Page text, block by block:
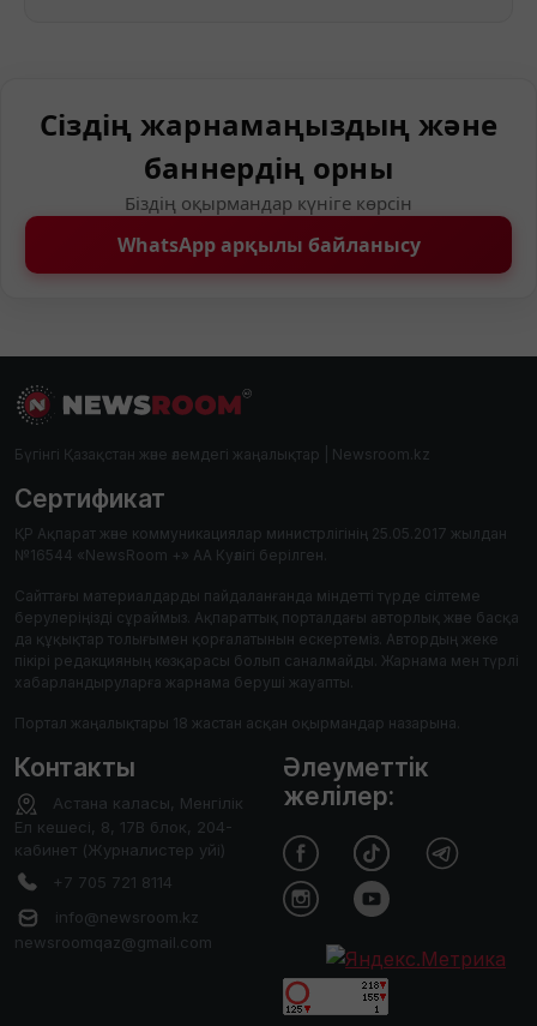
Сіздің жарнамаңыздың және
баннердің орны
Біздің оқырмандар күніге көрсін
WhatsApp арқылы байланысу
Бүгінгі Қазақстан және әлемдегі жаңалықтар | Newsroom.kz
Сертификат
ҚР Ақпарат және коммуникациялар министрлігінің 25.05.2017 жылдан
№16544 «NewsRoom +» АА Куәлігі берілген.
Сайттағы материалдарды пайдаланғанда міндетті түрде сілтеме
берулеріңізді сұраймыз. Ақпараттық порталдағы авторлық және басқа
да құқықтар толығымен қорғалатынын ескертеміз. Автордың жеке
пікірі редакцияның көзқарасы болып саналмайды. Жарнама мен түрлі
хабарландыруларға жарнама беруші жауапты.
Портал жаңалықтары 18 жастан асқан оқырмандар назарына.
Контакты
Астана каласы, Менгілік
Ел кешесі, 8, 17В блок, 204-
кабинет (Журналистер уйі)
+7 705 721 8114
info@newsroom.kz
newsroomqaz@gmail.com
Әлеуметтік
желілер: